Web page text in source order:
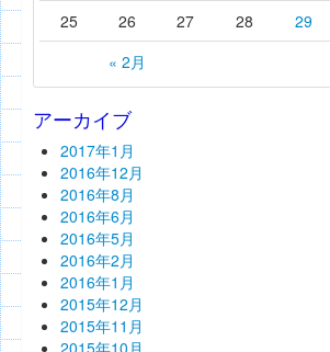
« 2月
25
26 27 28 29
アーカイブ
2017年1月
2016年12月
2016年8月
2016年6月
2016年5月
2016年2月
2016年1月
2015年12月
2015年11月